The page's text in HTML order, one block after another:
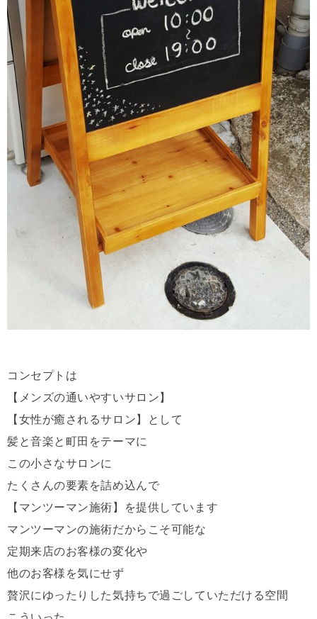
コンセプトは
【メンズの通いやすいサロン】
【女性が癒されるサロン】として
髪と音楽と町田をテーマに
この小さなサロンに
たくさんの要素を詰め込んで
【マンツーマン施術】を提供しています
マンツーマンの施術だからこそ可能な
定期来店のお客様の変化や
他のお客様を気にせず
贅沢にゆったりした気持ちで過ごしていただける空間